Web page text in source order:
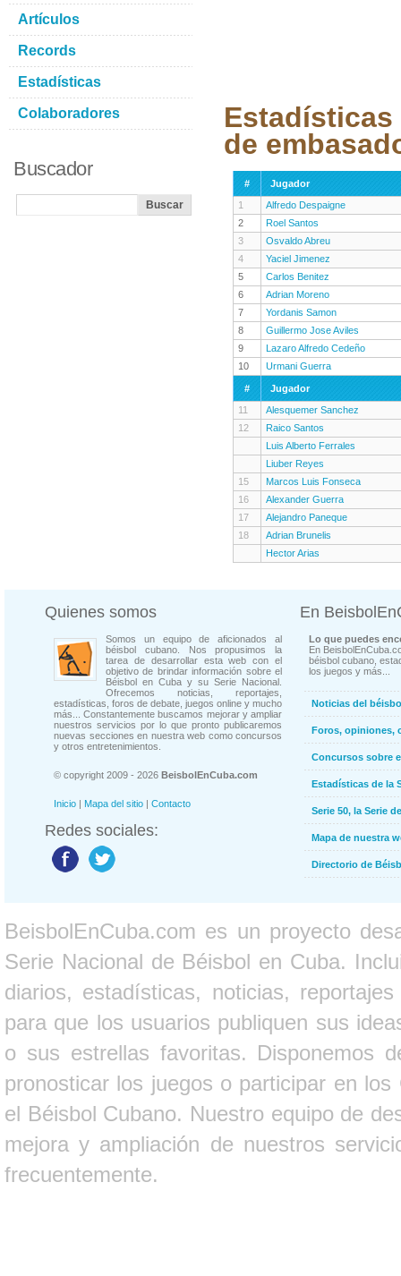
Estadísticas
de
#
Jugador
1
Alfredo Despaigne
2
Roel Santos
3
Osvaldo Abreu
4
Yaciel Jimenez
5
Carlos Benitez
6
Adrian Moreno
7
Yordanis Samon
8
Guillermo Jose Aviles
9
Lazaro Alfredo Cedeño
10
Urmani Guerra
#
Jugador
11
Alesquemer Sanchez
12
Raico Santos
Luis Alberto Ferrales
Liuber Reyes
15
Marcos Luis Fonseca
16
Alexander Guerra
17
Alejandro Paneque
18
Adrian Brunelis
Hector Arias
Artículos
Records
Estadísticas
Colaboradores
Buscador
Quienes somos
Somos un equipo de aficionados al
béisbol cubano. Nos propusimos la
tarea de desarrollar esta web con el
objetivo de brindar información sobre el
Béisbol en Cuba y su Serie Nacional.
Ofrecemos noticias, reportajes,
estadísticas, foros de debate, juegos online y mucho
más... Constantemente buscamos mejorar y ampliar
nuestros servicios por lo que pronto publicaremos
nuevas secciones en nuestra web como concursos
y otros entretenimientos.
© copyright 2009 - 2026 BeisbolEnCuba.com
Inicio | Mapa del sitio | Contacto
Redes sociales:
En
Lo que puedes
En
béisbol cubano,
los juegos y más...
Noticias del
Foros, opiniones,
Concursos sobre
Estadísticas de la
Serie 50, la Serie
Mapa de nuestra
Directorio de
BeisbolEnCuba.com es un proyecto
Serie Nacional de Béisbol en Cuba.
diarios, estadísticas, noticias,
para que los usuarios publiquen sus
o sus estrellas favoritas. Disponemos
pronosticar los juegos o participar en
el Béisbol Cubano. Nuestro equipo de
mejora y ampliación de nuestros
frecuentemente.